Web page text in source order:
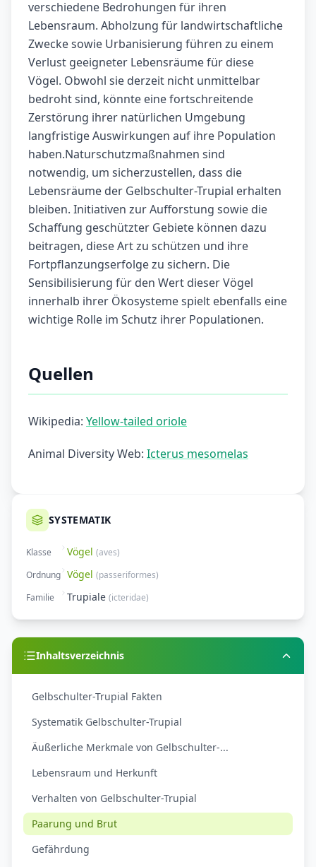
verschiedene Bedrohungen für ihren
Lebensraum. Abholzung für landwirtschaftliche
Zwecke sowie Urbanisierung führen zu einem
Verlust geeigneter Lebensräume für diese
Vögel. Obwohl sie derzeit nicht unmittelbar
bedroht sind, könnte eine fortschreitende
Zerstörung ihrer natürlichen Umgebung
langfristige Auswirkungen auf ihre Population
haben.Naturschutzmaßnahmen sind
notwendig, um sicherzustellen, dass die
Lebensräume der Gelbschulter-Trupial erhalten
bleiben. Initiativen zur Aufforstung sowie die
Schaffung geschützter Gebiete können dazu
beitragen, diese Art zu schützen und ihre
Fortpflanzungserfolge zu sichern. Die
Sensibilisierung für den Wert dieser Vögel
innerhalb ihrer Ökosysteme spielt ebenfalls eine
wichtige Rolle im Schutz ihrer Populationen.
Quellen
Wikipedia: Yellow-tailed oriole
Animal Diversity Web: Icterus mesomelas
SYSTEMATIK
Klasse Vögel (aves)
Ordnung Vögel (passeriformes)
Familie
Trupiale (icteridae)
Inhaltsverzeichnis
Gelbschulter-Trupial Fakten
Systematik Gelbschulter-Trupial
Äußerliche Merkmale von Gelbschulter-...
Lebensraum und Herkunft
Verhalten von Gelbschulter-Trupial
Paarung und Brut
Gefährdung